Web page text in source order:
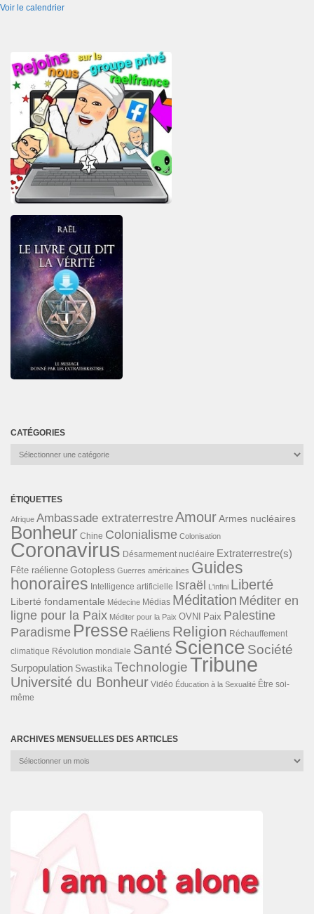
Voir le calendrier
CATÉGORIES
Catégories
ÉTIQUETTES
Afrique Ambassade extraterrestreAmourArmes nucléaires
Bonheur Chine Colonialisme Colonisation
Coronavirus Désarmement nucléaire Extraterrestre(s)
Fête raélienne Gotopless Guerres américaines Guides
honoraires Intelligence artificielle Israël L'infini Liberté
Liberté fondamentale Médecine Médias Méditation Méditer en
ligne pour la Paix Méditer pour la Paix OVNI Paix Palestine
Paradisme Presse Raéliens Religion Réchauffement
climatique Révolution mondiale Santé Science Société
Surpopulation Swastika TechnologieTribune
Université du Bonheur Vidéo Éducation à la Sexualité Être soi-
même
ARCHIVES MENSUELLES DES ARTICLES
Archives